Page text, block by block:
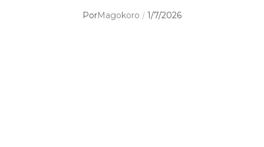
PorMagokoro 1/7/2026